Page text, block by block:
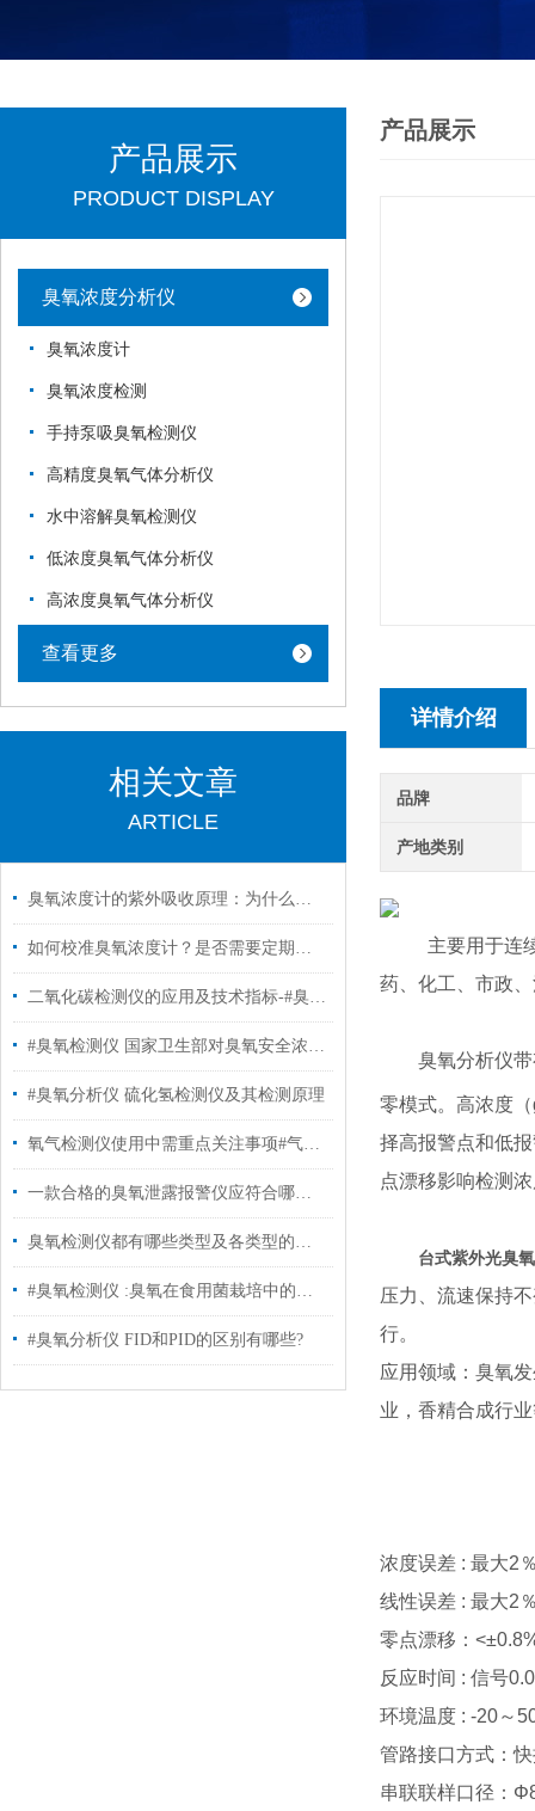
产品展示
PRODUCT DISPLAY
臭氧浓度分析仪
臭氧浓度计
臭氧浓度检测
手持泵吸臭氧检测仪
高精度臭氧气体分析仪
水中溶解臭氧检测仪
低浓度臭氧气体分析仪
高浓度臭氧气体分析仪
查看更多
相关文章
ARTICLE
臭氧浓度计的紫外吸收原理：为什么它是行业金标准？
如何校准臭氧浓度计？是否需要定期维护？
二氧化碳检测仪的应用及技术指标-#臭氧检测仪
#臭氧检测仪 国家卫生部对臭氧安全浓度的规定
#臭氧分析仪 硫化氢检测仪及其检测原理
氧气检测仪使用中需重点关注事项#气体分析仪
一款合格的臭氧泄露报警仪应符合哪些标准？
臭氧检测仪都有哪些类型及各类型的应用#臭氧消毒#
#臭氧检测仪 :臭氧在食用菌栽培中的应用
#臭氧分析仪 FID和PID的区别有哪些?
产品展示
详情介绍
品牌
产地类别
主要用于连
药、化工、市政
臭氧分析仪
零模式。高浓度
择高报警点和低
点漂移影响检测
台式紫外光臭
压力、流速保持
行。
应用领域：臭氧
业，香精合成行
浓度误差 : 最大2
线性误差 : 最大2
零点漂移：
反应时间 : 信号
环境温度 : -20～
管路接口方式：
串联联样口径：